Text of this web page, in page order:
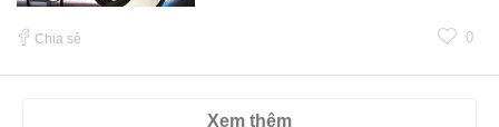
Chia sẻ 0
Xem thêm